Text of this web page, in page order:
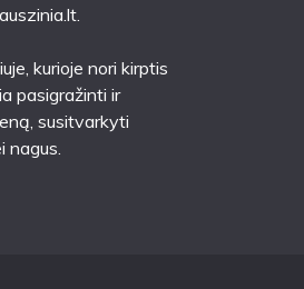
.
kurioje nori kirptis
pasigražinti ir
susitvarkyti
nagus.